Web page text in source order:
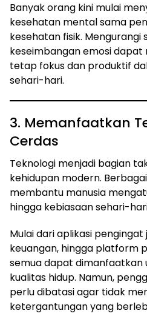
Banyak orang kini mulai
kesehatan mental sama
kesehatan fisik. Mengurangi
keseimbangan emosi
tetap fokus dan produktif
sehari-hari.
3. Memanfaatkan
Cerdas
Teknologi menjadi bagian
kehidupan modern.
membantu manusia
hingga kebiasaan sehari-
Mulai dari aplikasi
keuangan, hingga platform
semua dapat dimanfaatkan
kualitas hidup. Namun,
perlu dibatasi agar tidak
ketergantungan yang